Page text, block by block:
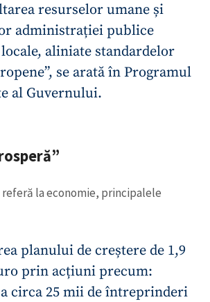
resurselor umane și
administrației publice
aliniate standardelor
se arată în Programul
al Guvernului.
referă la economie, principalele
planului de creștere de 1,9
prin acțiuni precum:
circa 25 mii de întreprinderi